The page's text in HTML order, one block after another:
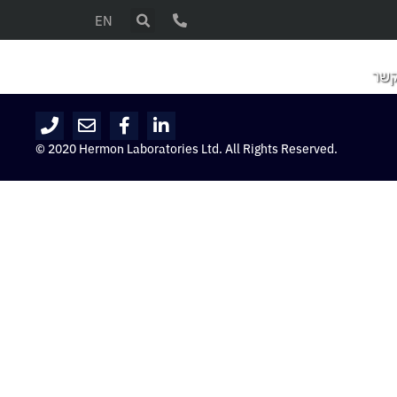
EN
© 2020 Hermon Laboratories Ltd. All Rights Reserved.